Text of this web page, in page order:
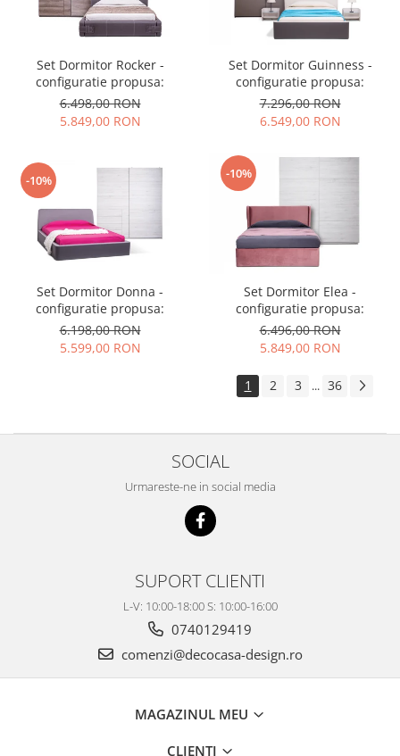
Set Dormitor Rocker -
configuratie propusa:
6.498,00 RON
5.849,00 RON
Set Dormitor Guinness -
configuratie propusa:
7.296,00 RON
6.549,00 RON
-10%
Set Dormitor Donna -
configuratie propusa:
6.198,00 RON
5.599,00 RON
-10%
Set Dormitor Elea -
configuratie propusa:
6.496,00 RON
5.849,00 RON
1 2 3 ... 36
SOCIAL
Urmareste-ne in social media
SUPORT CLIENTI
L-V: 10:00-18:00 S: 10:00-16:00
0740129419
comenzi@decocasa-design.ro
MAGAZINUL MEU
CLIENTI